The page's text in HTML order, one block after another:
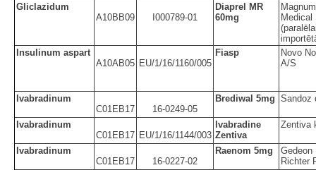
Gliclazidum
A10BB09
I000789-01
Diaprel MR
60mg
Magnum
Medical
Insulinum aspart
A10AB05 EU/1/16/1160/005
Fiasp
Novo
A/S
Ivabradinum
C01EB17
16-0249-05
Brediwal 5mg Sandoz
Ivabradinum
C01EB17 EU/1/16/1144/003
Ivabradine
Zentiva
Zentiva
Ivabradinum
C01EB17
16-0227-02
Raenom 5mg
Gedeon
Richter